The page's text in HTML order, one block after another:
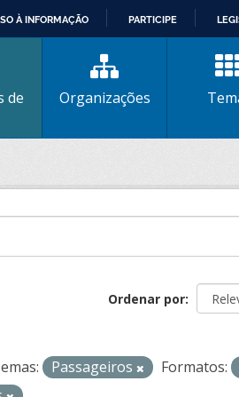
À INFORMAÇÃO PARTICIPE
de
Organizações
Ordenar por
Passageiros Formatos: